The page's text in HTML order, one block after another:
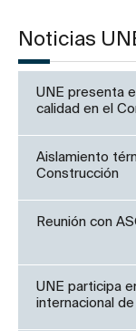
Noticias
UNE presenta
calidad en el
Aislamiento
Construcción
Reunión con
UNE participa
internacional